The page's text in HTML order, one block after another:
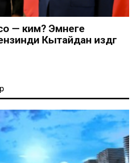
— ким? Эмнеге
Кытайдан издөөгө